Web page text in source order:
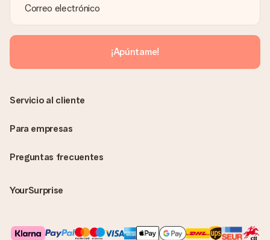
¡Apúntame!
Preguntas frecuentes
YourSurprise
Servicio al cliente
Para empresas